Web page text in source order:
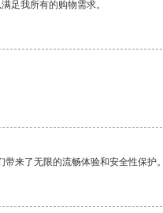
足我所有的购物需求。
带来了无限的流畅体验和安全性保护